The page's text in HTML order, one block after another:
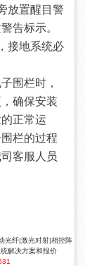
放置醒目警
告标示。
接地系统必
围栏时，
确保安装
正常运
栏的过程
客服人员
光纤|激光对射|相控阵
解决方案和报价